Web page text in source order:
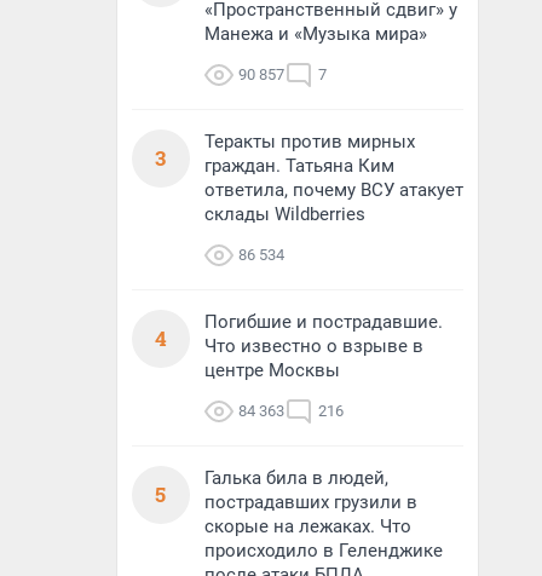
«Пространственный сдвиг» у
Манежа и «Музыка мира»
90 857 7
3
Теракты против мирных
граждан. Татьяна Ким
ответила, почему ВСУ атакует
склады Wildberries
86 534
4
Погибшие и пострадавшие.
Что известно о взрыве в
центре Москвы
84 363 216
5
Галька била в людей,
пострадавших грузили в
скорые на лежаках. Что
происходило в Геленджике